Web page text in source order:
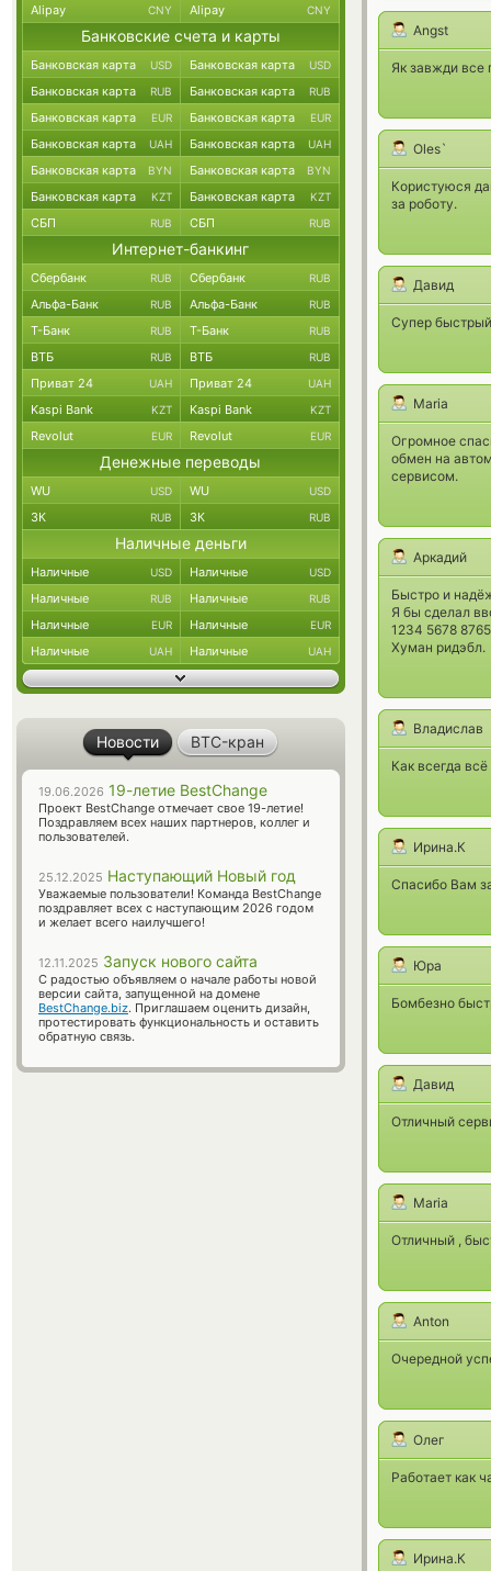
Angst
Як завжди все
Oles`
Користуюся
за роботу.
Давид
Супер
Maria
Огромное
обмен на
сервисом.
Аркадий
Быстро и
Я бы сделал
1234 5678
Хуман ридэбл.
Владислав
Как всегда
Ирина.К
Спасибо Вам
Юра
Бомбезно
Давид
Отличный
Maria
Отличный ,
Anton
Очередной
Олег
Работает как
Ирина.К
Alipay CNY Alipay CNY
Банковские счета и карты
Банковская карта USD Банковская карта USD
Банковская карта RUB Банковская карта RUB
Банковская карта EUR Банковская карта EUR
Банковская карта UAH Банковская карта UAH
Банковская карта BYN Банковская карта BYN
Банковская карта KZT Банковская карта KZT
СБП RUB СБП RUB
Интернет-банкинг
Сбербанк RUB Сбербанк RUB
Альфа-Банк RUB Альфа-Банк RUB
Т-Банк RUB Т-Банк RUB
ВТБ RUB ВТБ RUB
Приват 24 UAH Приват 24 UAH
Kaspi Bank KZT Kaspi Bank KZT
Revolut EUR Revolut EUR
Денежные переводы
WU USD WU USD
ЗК RUB ЗК RUB
Наличные деньги
Наличные USD Наличные USD
Наличные RUB Наличные RUB
Наличные EUR Наличные EUR
Наличные UAH Наличные UAH
Новости BTC-кран
19.06.2026 19-летие BestChange
Проект BestChange отмечает свое 19-летие!
Поздравляем всех наших партнеров, коллег и
пользователей.
25.12.2025 Наступающий Новый год
Уважаемые пользователи! Команда BestChange
поздравляет всех с наступающим 2026 годом
и желает всего наилучшего!
12.11.2025 Запуск нового сайта
С радостью объявляем о начале работы новой
версии сайта, запущенной на домене
BestChange.biz. Приглашаем оценить дизайн,
протестировать функциональность и оставить
обратную связь.